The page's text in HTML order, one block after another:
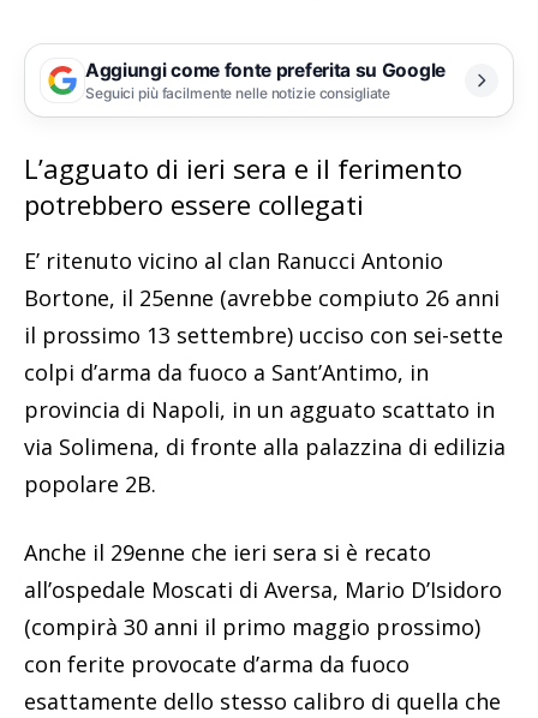
Aggiungi come fonte preferita su Google
Seguici più facilmente nelle notizie consigliate
L’agguato di ieri sera e il ferimento
potrebbero essere collegati
E’ ritenuto vicino al clan Ranucci Antonio
Bortone, il 25enne (avrebbe compiuto 26 anni
il prossimo 13 settembre) ucciso con sei-sette
colpi d’arma da fuoco a Sant’Antimo, in
provincia di Napoli, in un agguato scattato in
via Solimena, di fronte alla palazzina di edilizia
popolare 2B.
Anche il 29enne che ieri sera si è recato
all’ospedale Moscati di Aversa, Mario D’Isidoro
(compirà 30 anni il primo maggio prossimo)
con ferite provocate d’arma da fuoco
esattamente dello stesso calibro di quella che